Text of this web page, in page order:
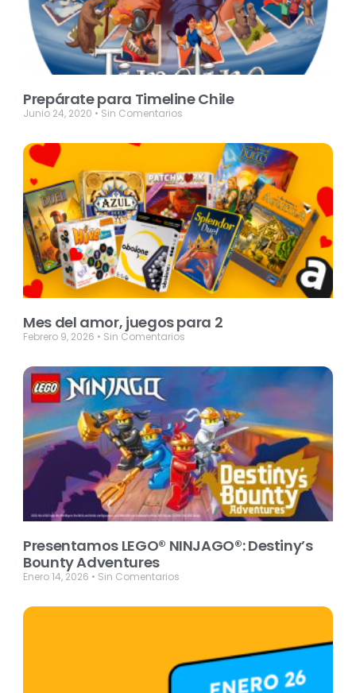
Prepárate para Timeline Chile
Junio 24, 2020 Sin Comentarios
Mes del amor, juegos para 2
Febrero 9, 2026 Sin Comentarios
Presentamos LEGO® NINJAGO®: Destiny’s
Bounty Adventures
Enero 14, 2026 Sin Comentarios